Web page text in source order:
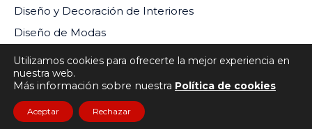
Diseño y Decoración de Interiores
Diseño de Modas
INSTITUTO DE EDUCACIÓN SUPERIOR PRIVADO DEL
SUR RM-073-2024-MINEDU
Utilizamos cookies para ofrecerte la mejor experiencia en
nuestra web.
Más información sobre nuestra Política de cookies
Aceptar Rechazar